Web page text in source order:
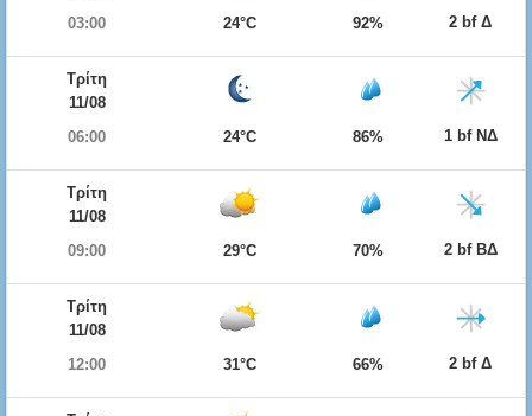
03:00
24°C 92% 2 bf Δ
Τρίτη
11/08
06:00
24°C 86% 1 bf ΝΔ
Τρίτη
11/08
09:00
29°C 70% 2 bf ΒΔ
Τρίτη
11/08
12:00
31°C 66% 2 bf Δ